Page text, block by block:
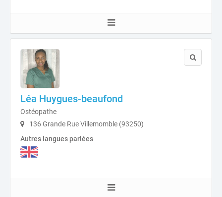
Léa Huygues-beaufond
Ostéopathe
136 Grande Rue Villemomble (93250)
Autres langues parlées